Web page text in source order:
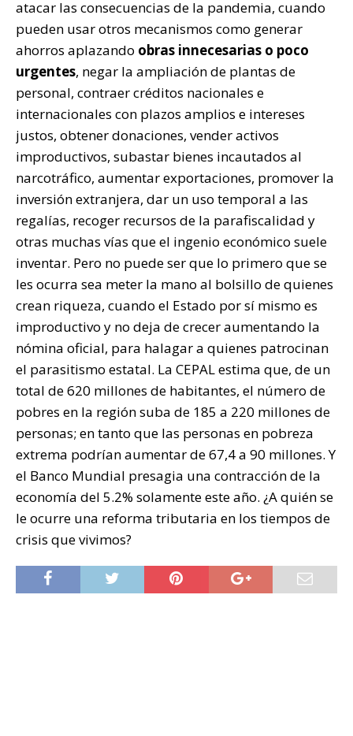
atacar las consecuencias de la pandemia, cuando
pueden usar otros mecanismos como generar
ahorros aplazando obras innecesarias o poco
urgentes, negar la ampliación de plantas de
personal, contraer créditos nacionales e
internacionales con plazos amplios e intereses
justos, obtener donaciones, vender activos
improductivos, subastar bienes incautados al
narcotráfico, aumentar exportaciones, promover la
inversión extranjera, dar un uso temporal a las
regalías, recoger recursos de la parafiscalidad y
otras muchas vías que el ingenio económico suele
inventar. Pero no puede ser que lo primero que se
les ocurra sea meter la mano al bolsillo de quienes
crean riqueza, cuando el Estado por sí mismo es
improductivo y no deja de crecer aumentando la
nómina oficial, para halagar a quienes patrocinan
el parasitismo estatal. La CEPAL estima que, de un
total de 620 millones de habitantes, el número de
pobres en la región suba de 185 a 220 millones de
personas; en tanto que las personas en pobreza
extrema podrían aumentar de 67,4 a 90 millones. Y
el Banco Mundial presagia una contracción de la
economía del 5.2% solamente este año. ¿A quién se
le ocurre una reforma tributaria en los tiempos de
crisis que vivimos?